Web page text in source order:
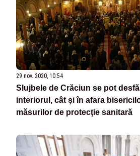
29 nov. 2020, 10:54
Slujbele de Crăciun se pot
interiorul, cât şi în afara
măsurilor de protecţie sanitară